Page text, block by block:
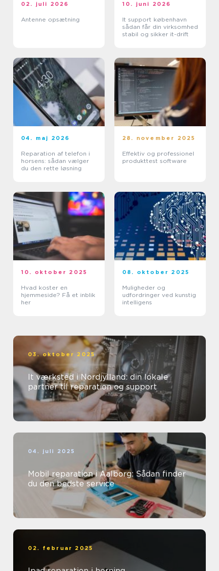
02. juli 2026
Antenne opsætning
10. juni 2026
It support københavn
sådan får din virksomhed
stabil og sikker it-drift
04. maj 2026
Reparation af telefon i
horsens: sådan vælger
du den rette løsning
28. november 2025
Effektiv og professionel
produkttest software
10. oktober 2025
Hvad koster en
hjemmeside? Få et inblik
her
08. oktober 2025
Muligheder og
udfordringer ved kunstig
intelligens
03. oktober 2025
It værksted i Nordjylland: din lokale
partner til reparation og support
04. juli 2025
Mobil reparation i Aalborg: Sådan finder
du den bedste service
02. februar 2025